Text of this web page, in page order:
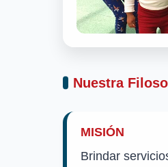
Nuestra
MISIÓN
Brindar